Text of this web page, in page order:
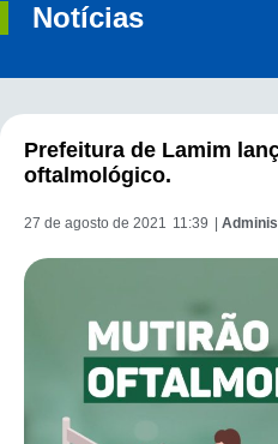
Notícias
Prefeitura de Lamim
oftalmológico.
27 de agosto de 2021 11:39